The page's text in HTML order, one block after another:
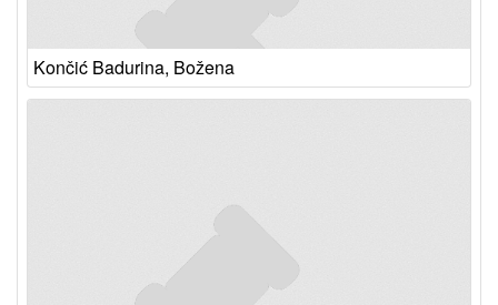
Končić Badurina, Božena